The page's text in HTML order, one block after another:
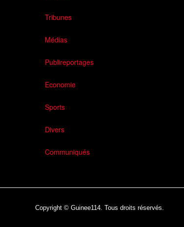
Tribunes
Médias
Publireportages
Economie
Sports
Divers
Communiqués
Copyright © Guinee114. Tous droits réservés.